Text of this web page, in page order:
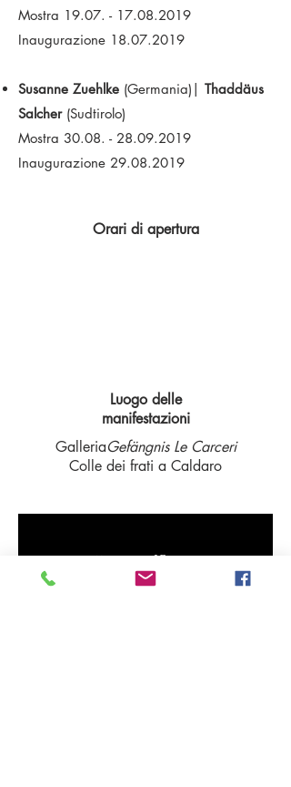
Mostra 19.07. - 17.08.2019
Inaugurazione 18.07.2019
Susanne Zuehlke (Germania)| Thaddäus
Salcher(Sudtirolo)
Mostra 30.08. - 28.09.2019
Inaugurazione 29.08.2019
Orari di apertura
Luogo delle
manifestazioni
GalleriaGefängnis Le Carceri
Colle dei frati a Caldaro